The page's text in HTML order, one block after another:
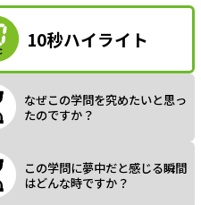
a
y
10秒ハイライト
なぜこの学問を究めたいと思っ
たのですか？
この学問に夢中だと感じる瞬間
はどんな時ですか？